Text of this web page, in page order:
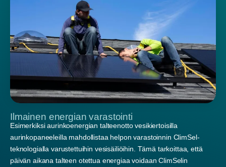
Ilmainen energian varastointi
Esimerkiksi aurinkoenergian talteenotto vesikiertoisilla
aurinkopaneeleilla mahdollistaa helpon varastoinnin ClimSel-
teknologialla varustettuihin vesisäiliöihin. Tämä tarkoittaa, että
päivän aikana talteen otettua energiaa voidaan ClimSelin